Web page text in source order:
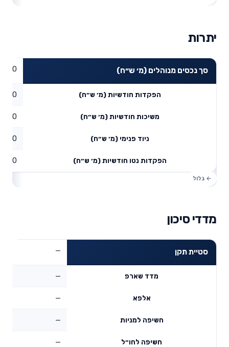
יתרות
סך נכסים מנוהלים (מ׳ ש״ח) 0
הפקדות חודשיות (מ׳ ש״ח) 0
משיכות חודשיות (מ׳ ש״ח) 0
ניוד פנימי (מ׳ ש״ח) 0
הפקדות נטו חודשיות (מ׳ ש״ח) 0
מדדי סיכון
סטיית תקן —
מדד שארפ —
אלפא —
חשיפה למניות —
חשיפה לחו״ל —